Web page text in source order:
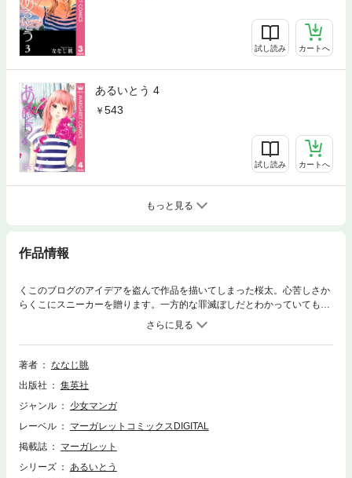
試し読み カートへ
あるいとう 4
543
試し読み カートへ
もっと見る
作品情報
くこのブログのアイデアを盗んで作品を描いてしまった桜太。心苦しさか
らくこにスニーカーを贈ります。一方的な罪滅ぼしだとわかっていても、
くこは抱きしめられたような気持ちになって…。 【同時収録】荷物が多
著者
ななじ眺
出版社
集英社
ジャンル
少女マンガ
レーベル
マーガレットコミックスDIGITAL
掲載誌
マーガレット
シリーズ
あるいとう